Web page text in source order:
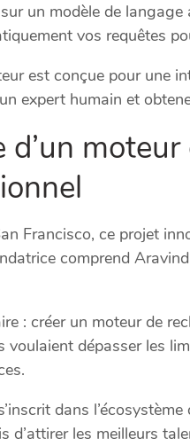
un modèle de
vos requêtes
est conçue pour une
expert humain et
d’un
Francisco, ce projet
comprend
: créer un moteur de
voulaient dépasser les
dans
d’attirer les meilleurs